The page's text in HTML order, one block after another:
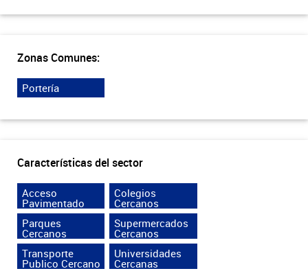
Zonas Comunes:
Portería
Características del sector
Acceso
Pavimentado
Colegios
Cercanos
Parques
Cercanos
Supermercados
Cercanos
Transporte
Publico Cercano
Universidades
Cercanas